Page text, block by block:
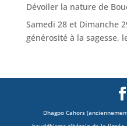
Dévoiler la nature de
Samedi 28 et Dimanche
générosité à la sagesse,
Dhagpo Cahors